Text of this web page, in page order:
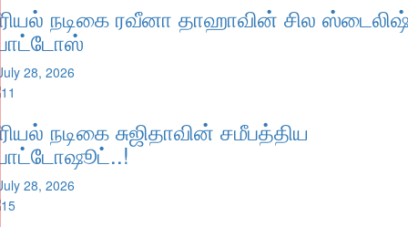
நடிகை ரவீனா தாஹாவின் சில
28, 2026
நடிகை சுஜிதாவின் சமீபத்திய
28, 2026